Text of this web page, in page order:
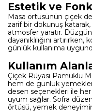
Estetik ve
Masa örtüsünün çiçek
zarif bir dokunuş
atmosfer yaratır.
dayanıklılığını
günlük kullanıma
Kullanım
Çiçek Rüyası Pamuklu
hem de günlük
desen seçenekleri ile
uyum sağlar. Sofra
örtüsü, yemek